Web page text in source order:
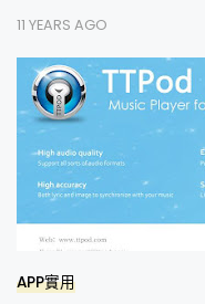
11 YEARS AGO
APP實用